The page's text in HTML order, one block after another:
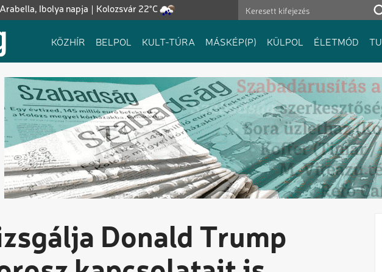
Kolozsvár 22°C
Ibolya napja
Fő
KÖZHÍR BELPOL KULT-TÚRA MÁSKÉP(P) KÜLPOL ÉLETMÓD
Donald Trump